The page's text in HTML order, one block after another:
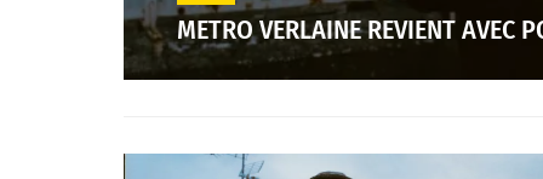
METRO VERLAINE REVIENT AVEC